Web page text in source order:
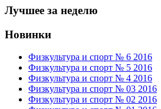
Лучшее за неделю
Новинки
Физкультура и спорт № 6 2016
Физкультура и спорт № 5 2016
Физкультура и спорт № 4 2016
Физкультура и спорт № 03 2016
Физкультура и спорт № 02 2016